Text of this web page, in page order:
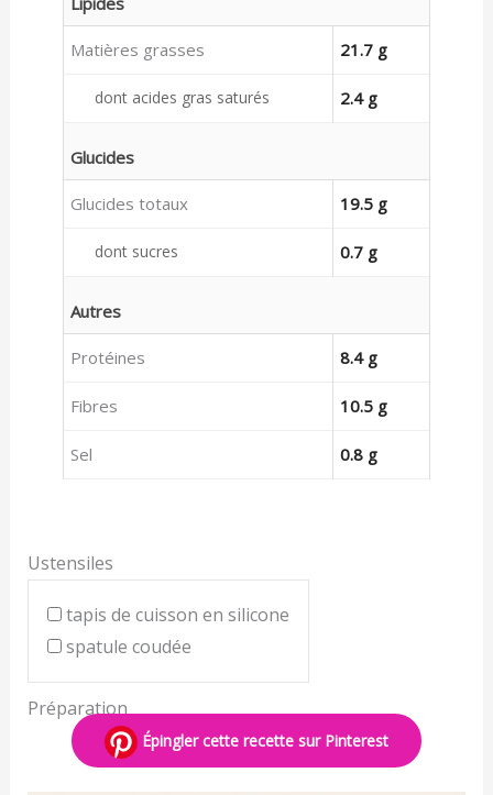
Matières grasses 21.7 g
dont acides gras saturés 2.4 g
Glucides
Glucides totaux 19.5 g
dont sucres 0.7 g
Autres
Protéines 8.4 g
Fibres 10.5 g
Sel 0.8 g
Ustensiles
tapis de cuisson en silicone
spatule coudée
Préparation
Épingler cette recette sur Pinterest